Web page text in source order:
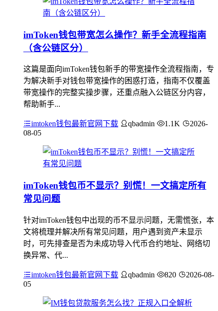
imToken钱包带宽怎么操作？新手全流程指南
（含公链区分）
这篇是面向imToken钱包新手的带宽操作全流程指南，专
为解决新手对钱包带宽操作的困惑打造，指南不仅覆盖
带宽操作的完整实操步骤，还重点融入公链区分内容，
帮助新手...
imtoken钱包最新官网下载 qbadmin 1.1K
2026-
08-05
imToken钱包币不显示？别慌！一文搞定所有
常见问题
针对imToken钱包中出现的币不显示问题，无需慌张，本
文将梳理并解决所有常见问题，用户遇到资产未显示
时，可先排查是否为未成功导入代币合约地址、网络切
换异常、代...
imtoken钱包最新官网下载 qbadmin 820
2026-08-
05